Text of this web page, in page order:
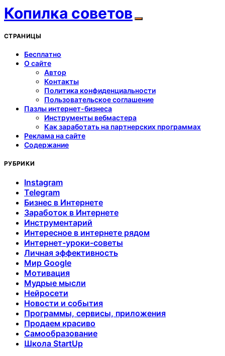
Копилка советов
СТРАНИЦЫ
Бесплатно
О сайте
Автор
Контакты
Политика конфиденциальности
Пользовательское соглашение
Пазлы интернет-бизнеса
Инструменты вебмастера
Как заработать на партнерских программах
Реклама на сайте
Содержание
РУБРИКИ
Instagram
Telegram
Бизнес в Интернете
Заработок в Интернете
Инструментарий
Интересное в интернете рядом
Интернет-уроки-советы
Личная эффективность
Мир Google
Мотивация
Мудрые мысли
Нейросети
Новости и события
Программы, сервисы, приложения
Продаем красиво
Самообразование
Школа StartUp